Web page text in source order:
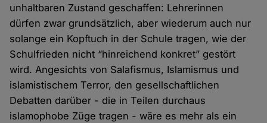
unhaltbaren Zustand geschaffen: Lehrerinnen
dürfen zwar grundsätzlich, aber wiederum auch nur
solange ein Kopftuch in der Schule tragen, wie der
Schulfrieden nicht “hinreichend konkret” gestört
wird. Angesichts von Salafismus, Islamismus und
islamistischem Terror, den gesellschaftlichen
Debatten darüber - die in Teilen durchaus
islamophobe Züge tragen - wäre es mehr als ein